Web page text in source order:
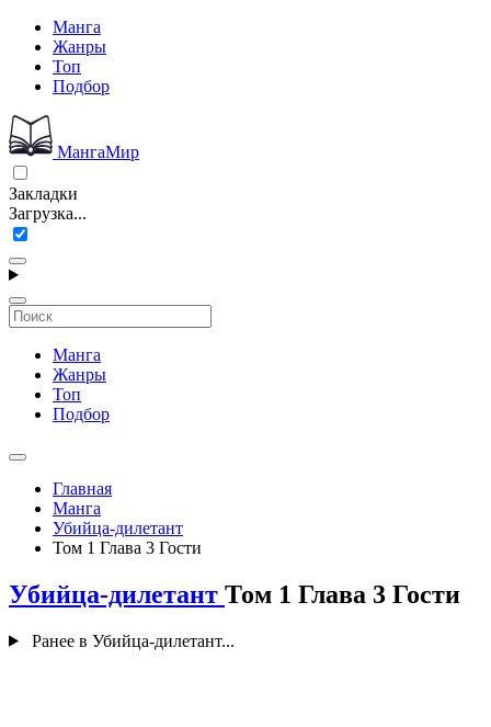
Манга
Жанры
Топ
Подбор
МангаМир
Закладки
Загрузка...
Манга
Жанры
Топ
Подбор
Главная
Манга
Убийца-дилетант
Том 1 Глава 3 Гости
Убийца-дилетант Том 1 Глава 3 Гости
Ранее в Убийца-дилетант...